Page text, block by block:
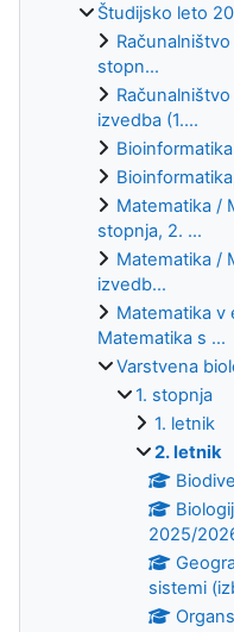
Študijsko leto
stopn...
izvedba (1....
Matematika /
stopnja, 2. ...
Matematika /
izvedb...
Matematika v
Matematika s ...
Varstvena
1. stopnja
1. letnik
2. letnik
2025/
sistemi